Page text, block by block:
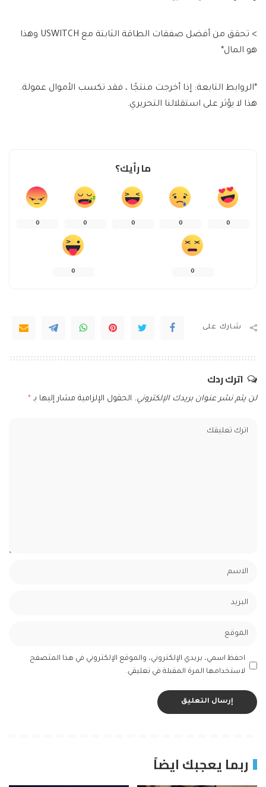
> تحقق من أفضل صفقات الطاقة الثابتة مع USWITCH وهذا
هو المال*
*الروابط التابعة: إذا أخرجت منتجًا ، فقد تكسب الأموال عمولة.
هذا لا يؤثر على استقلالنا التحريري.
ما رأيك؟
0
0
0
0
0
0
0
شارك على
اترك ردك
لن يتم نشر عنوان بريدك الإلكتروني. الحقول الإلزامية مشار إليها بـ *
احفظ اسمي، بريدي الإلكتروني، والموقع الإلكتروني في هذا المتصفح
لاستخدامها المرة المقبلة في تعليقي.
ربما يعجبك ايضاً